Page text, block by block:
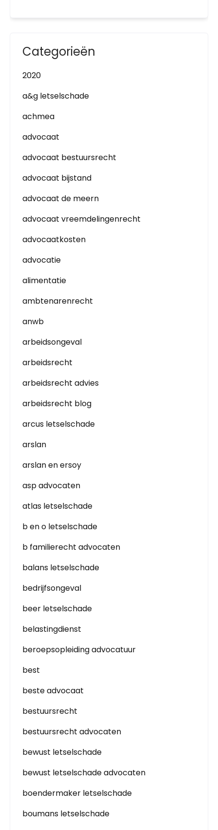
Categorieën
2020
a&g letselschade
achmea
advocaat
advocaat bestuursrecht
advocaat bijstand
advocaat de meern
advocaat vreemdelingenrecht
advocaatkosten
advocatie
alimentatie
ambtenarenrecht
anwb
arbeidsongeval
arbeidsrecht
arbeidsrecht advies
arbeidsrecht blog
arcus letselschade
arslan
arslan en ersoy
asp advocaten
atlas letselschade
b en o letselschade
b familierecht advocaten
balans letselschade
bedrijfsongeval
beer letselschade
belastingdienst
beroepsopleiding advocatuur
best
beste advocaat
bestuursrecht
bestuursrecht advocaten
bewust letselschade
bewust letselschade advocaten
boendermaker letselschade
boumans letselschade